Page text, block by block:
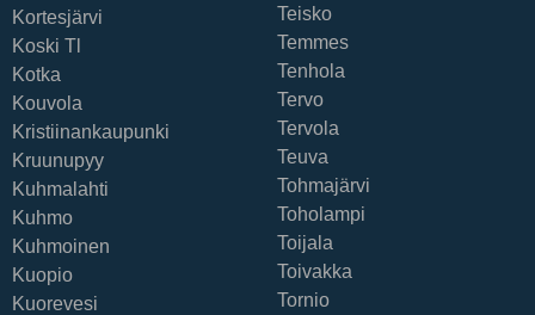
Kortesjärvi
Koski Tl
Kotka
Kouvola
Kristiinankaupunki
Kruunupyy
Kuhmalahti
Kuhmo
Kuhmoinen
Kuopio
Kuorevesi
Teisko
Temmes
Tenhola
Tervo
Tervola
Teuva
Tohmajärvi
Toholampi
Toijala
Toivakka
Tornio